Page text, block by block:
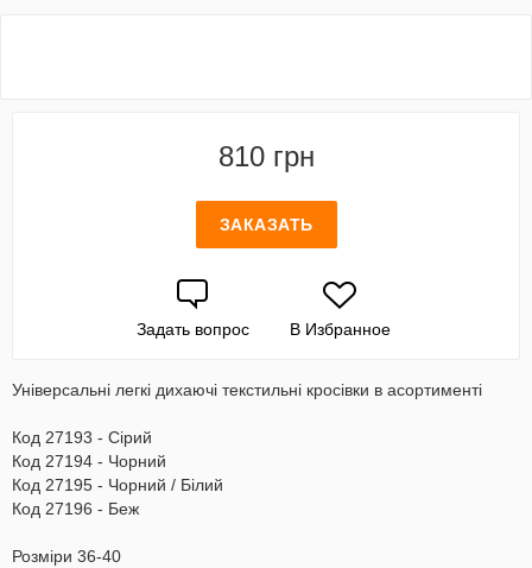
810 грн
ЗАКАЗАТЬ
Задать вопрос В Избранное
Універсальні легкі дихаючі текстильні кросівки в асортименті
Код 27193 - Сірий
Код 27194 - Чорний
Код 27195 - Чорний / Білий
Код 27196 - Беж
Розміри 36-40